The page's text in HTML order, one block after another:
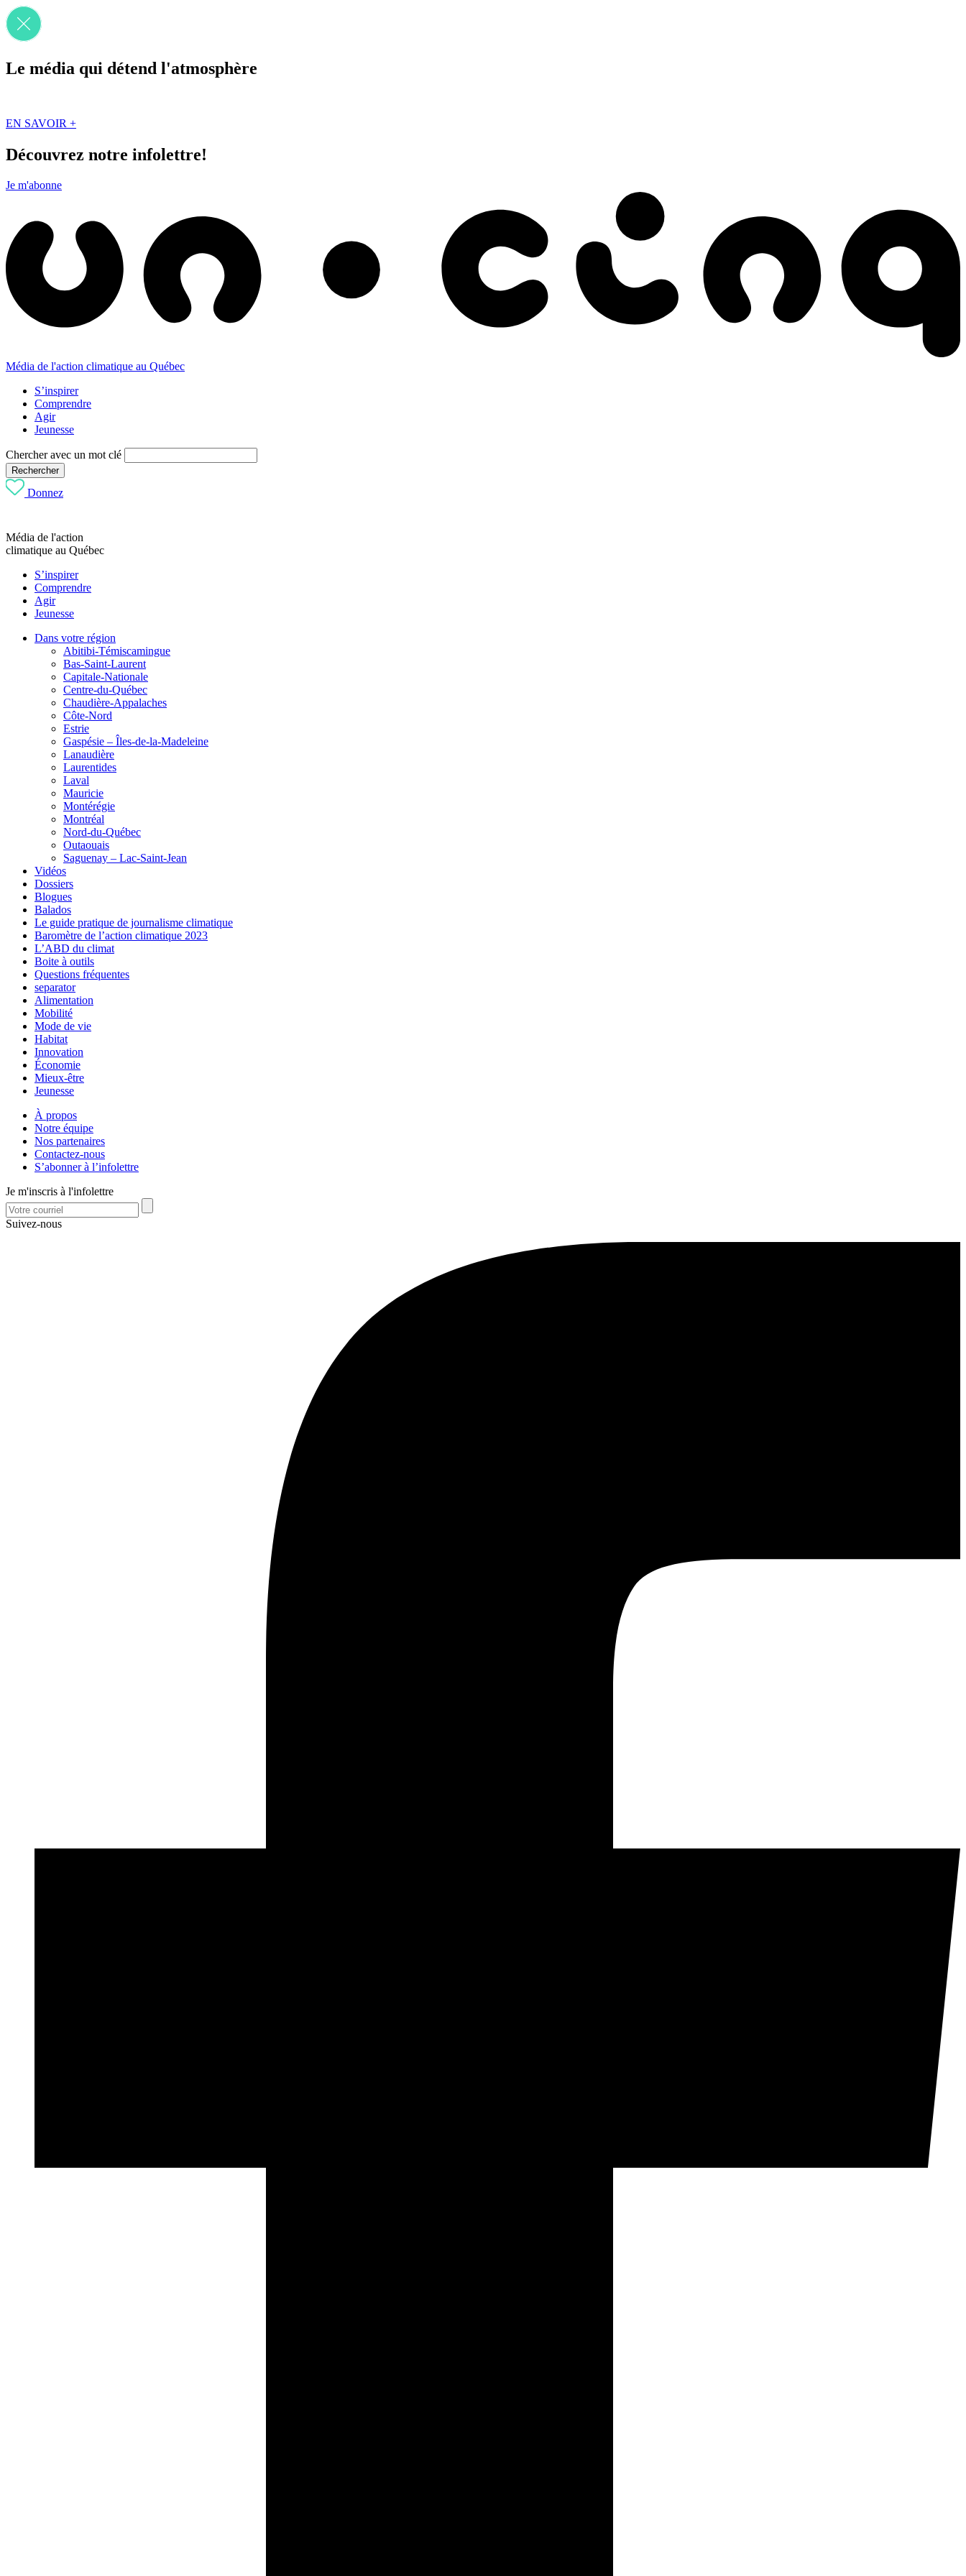
Le média qui détend l'atmosphère
EN SAVOIR +
Découvrez notre infolettre!
Je m'abonne
Média de l'action climatique au Québec
S’inspirer
Comprendre
Agir
Jeunesse
Chercher avec un mot clé
Rechercher
Donnez
Média de l'action
climatique au Québec
S’inspirer
Comprendre
Agir
Jeunesse
Dans votre région
Abitibi-Témiscamingue
Bas-Saint-Laurent
Capitale-Nationale
Centre-du-Québec
Chaudière-Appalaches
Côte-Nord
Estrie
Gaspésie – Îles-de-la-Madeleine
Lanaudière
Laurentides
Laval
Mauricie
Montérégie
Montréal
Nord-du-Québec
Outaouais
Saguenay – Lac-Saint-Jean
Vidéos
Dossiers
Blogues
Balados
Le guide pratique de journalisme climatique
Baromètre de l’action climatique 2023
L’ABD du climat
Boite à outils
Questions fréquentes
separator
Alimentation
Mobilité
Mode de vie
Habitat
Innovation
Économie
Mieux-être
Jeunesse
À propos
Notre équipe
Nos partenaires
Contactez-nous
S’abonner à l’infolettre
Je m'inscris à l'infolettre
Suivez-nous